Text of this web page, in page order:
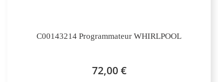
C00143214 Programmateur WHIRLPOOL
72,00 €